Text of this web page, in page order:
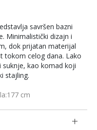
savršen bazni
Minimalistički dizajn i
dok prijatan materijal
tokom celog dana. Lako
suknje, kao komad koji
stajling.
cm